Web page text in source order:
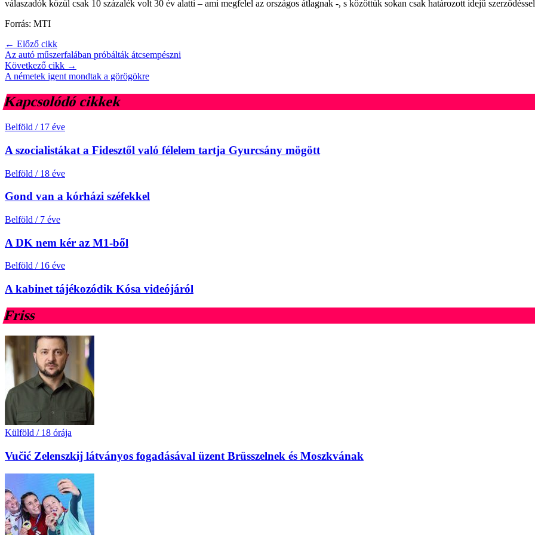
válaszadók közül csak 10 százalék volt 30 év alatti – ami megfelel az országos átlagnak -, s közöttük sokan csak határozott idejű
Forrás: MTI
← Előző cikk
Az autó műszerfalában próbálták átcsempészni
Következő cikk →
A németek igent mondtak a görögökre
Kapcsolódó cikkek
Belföld / 17 éve
A szocialistákat a Fidesztől való félelem tartja Gyurcsány mögött
Belföld / 18 éve
Gond van a kórházi széfekkel
Belföld / 7 éve
A DK nem kér az M1-ből
Belföld / 16 éve
A kabinet tájékozódik Kósa videójáról
Friss
Külföld / 18 órája
Vučić Zelenszkij látványos fogadásával üzent Brüsszelnek és Moszkvának